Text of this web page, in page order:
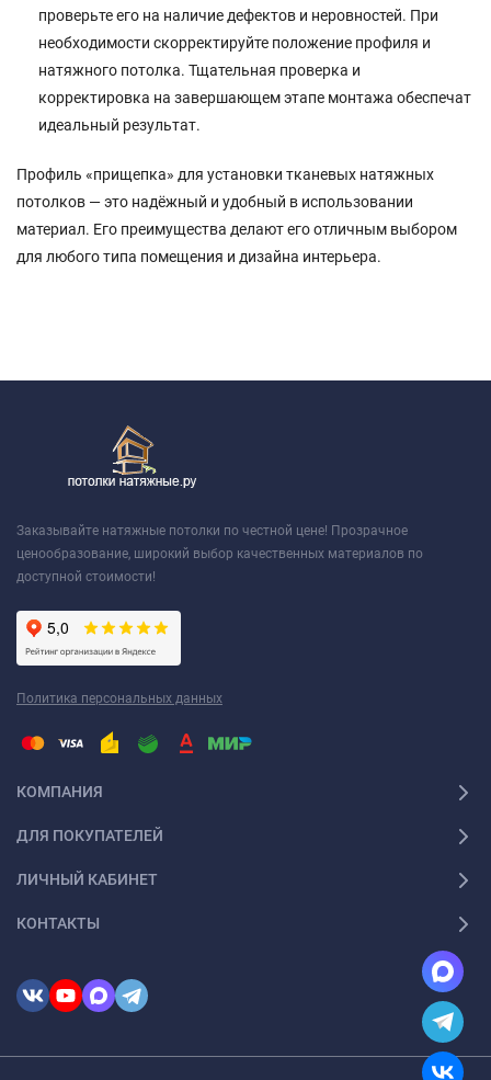
проверьте его на наличие дефектов и неровностей. При
необходимости скорректируйте положение профиля и
натяжного потолка. Тщательная проверка и
корректировка на завершающем этапе монтажа обеспечат
идеальный результат.
Профиль «прищепка» для установки тканевых натяжных
потолков — это надёжный и удобный в использовании
материал. Его преимущества делают его отличным выбором
для любого типа помещения и дизайна интерьера.
Заказывайте натяжные потолки по честной цене! Прозрачное
ценообразование, широкий выбор качественных материалов по
доступной стоимости!
Политика персональных данных
КОМПАНИЯ
ДЛЯ ПОКУПАТЕЛЕЙ
ЛИЧНЫЙ КАБИНЕТ
КОНТАКТЫ